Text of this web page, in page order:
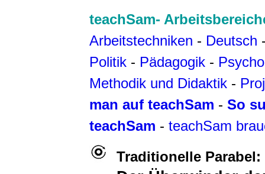
teachSam-
Arbeitstechniken - Deutsch
Politik - Pädagogik -
Methodik und Didaktik -
man auf teachSam - So
teachSam - teachSam
Traditionelle Parabel: